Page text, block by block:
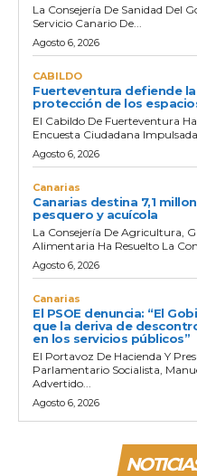
La Consejería De Sanidad Del
Servicio Canario De...
Agosto 6, 2026
CABILDO
Fuerteventura defiende
protección de los
El Cabildo De Fuerteventura
Encuesta Ciudadana Impulsada
Agosto 6, 2026
Canarias
Canarias destina 7,1
pesquero y acuícola
La Consejería De Agricultura,
Alimentaria Ha Resuelto La
Agosto 6, 2026
Canarias
El PSOE denuncia: “El
que la deriva de
en los servicios públicos”
El Portavoz De Hacienda Y
Parlamentario Socialista,
Advertido...
Agosto 6, 2026